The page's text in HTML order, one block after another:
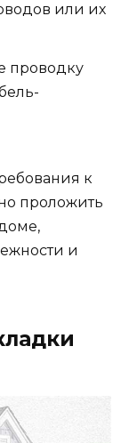
или их
проводку
к
проложить
и